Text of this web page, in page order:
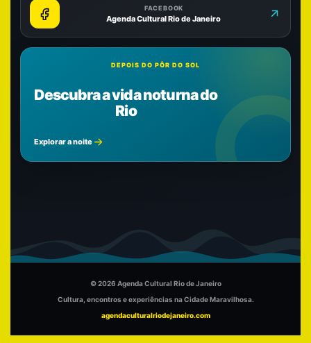
FACEBOOK
Agenda Cultural Rio de Janeiro
DEPOIS DO PÔR DO SOL
Descubra a vida noturna do
Rio
Explorar a noite
© 2026 Agenda Cultural Rio de Janeiro
Cultura, encontros e experiências na Cidade Maravilhosa.
agendaculturalriodejaneiro.com